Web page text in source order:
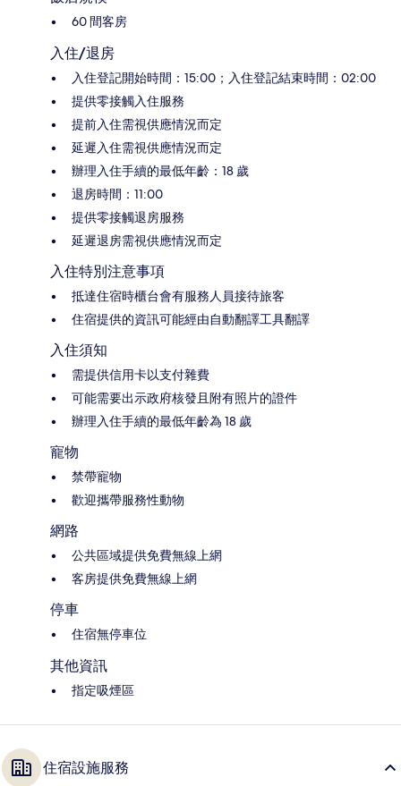
60 間客房
入住/退房
入住登記開始時間：15:00；入住登記結束時間：02:00
提供零接觸入住服務
提前入住需視供應情況而定
延遲入住需視供應情況而定
辦理入住手續的最低年齡：18 歲
退房時間：11:00
提供零接觸退房服務
延遲退房需視供應情況而定
入住特別注意事項
抵達住宿時櫃台會有服務人員接待旅客
住宿提供的資訊可能經由自動翻譯工具翻譯
入住須知
需提供信用卡以支付雜費
可能需要出示政府核發且附有照片的證件
辦理入住手續的最低年齡為 18 歲
寵物
禁帶寵物
歡迎攜帶服務性動物
網路
公共區域提供免費無線上網
客房提供免費無線上網
停車
住宿無停車位
其他資訊
指定吸煙區
住宿設施服務